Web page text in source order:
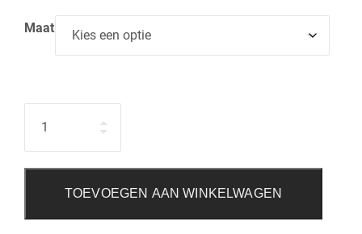
Maat
TOEVOEGEN AAN WINKELWAGEN